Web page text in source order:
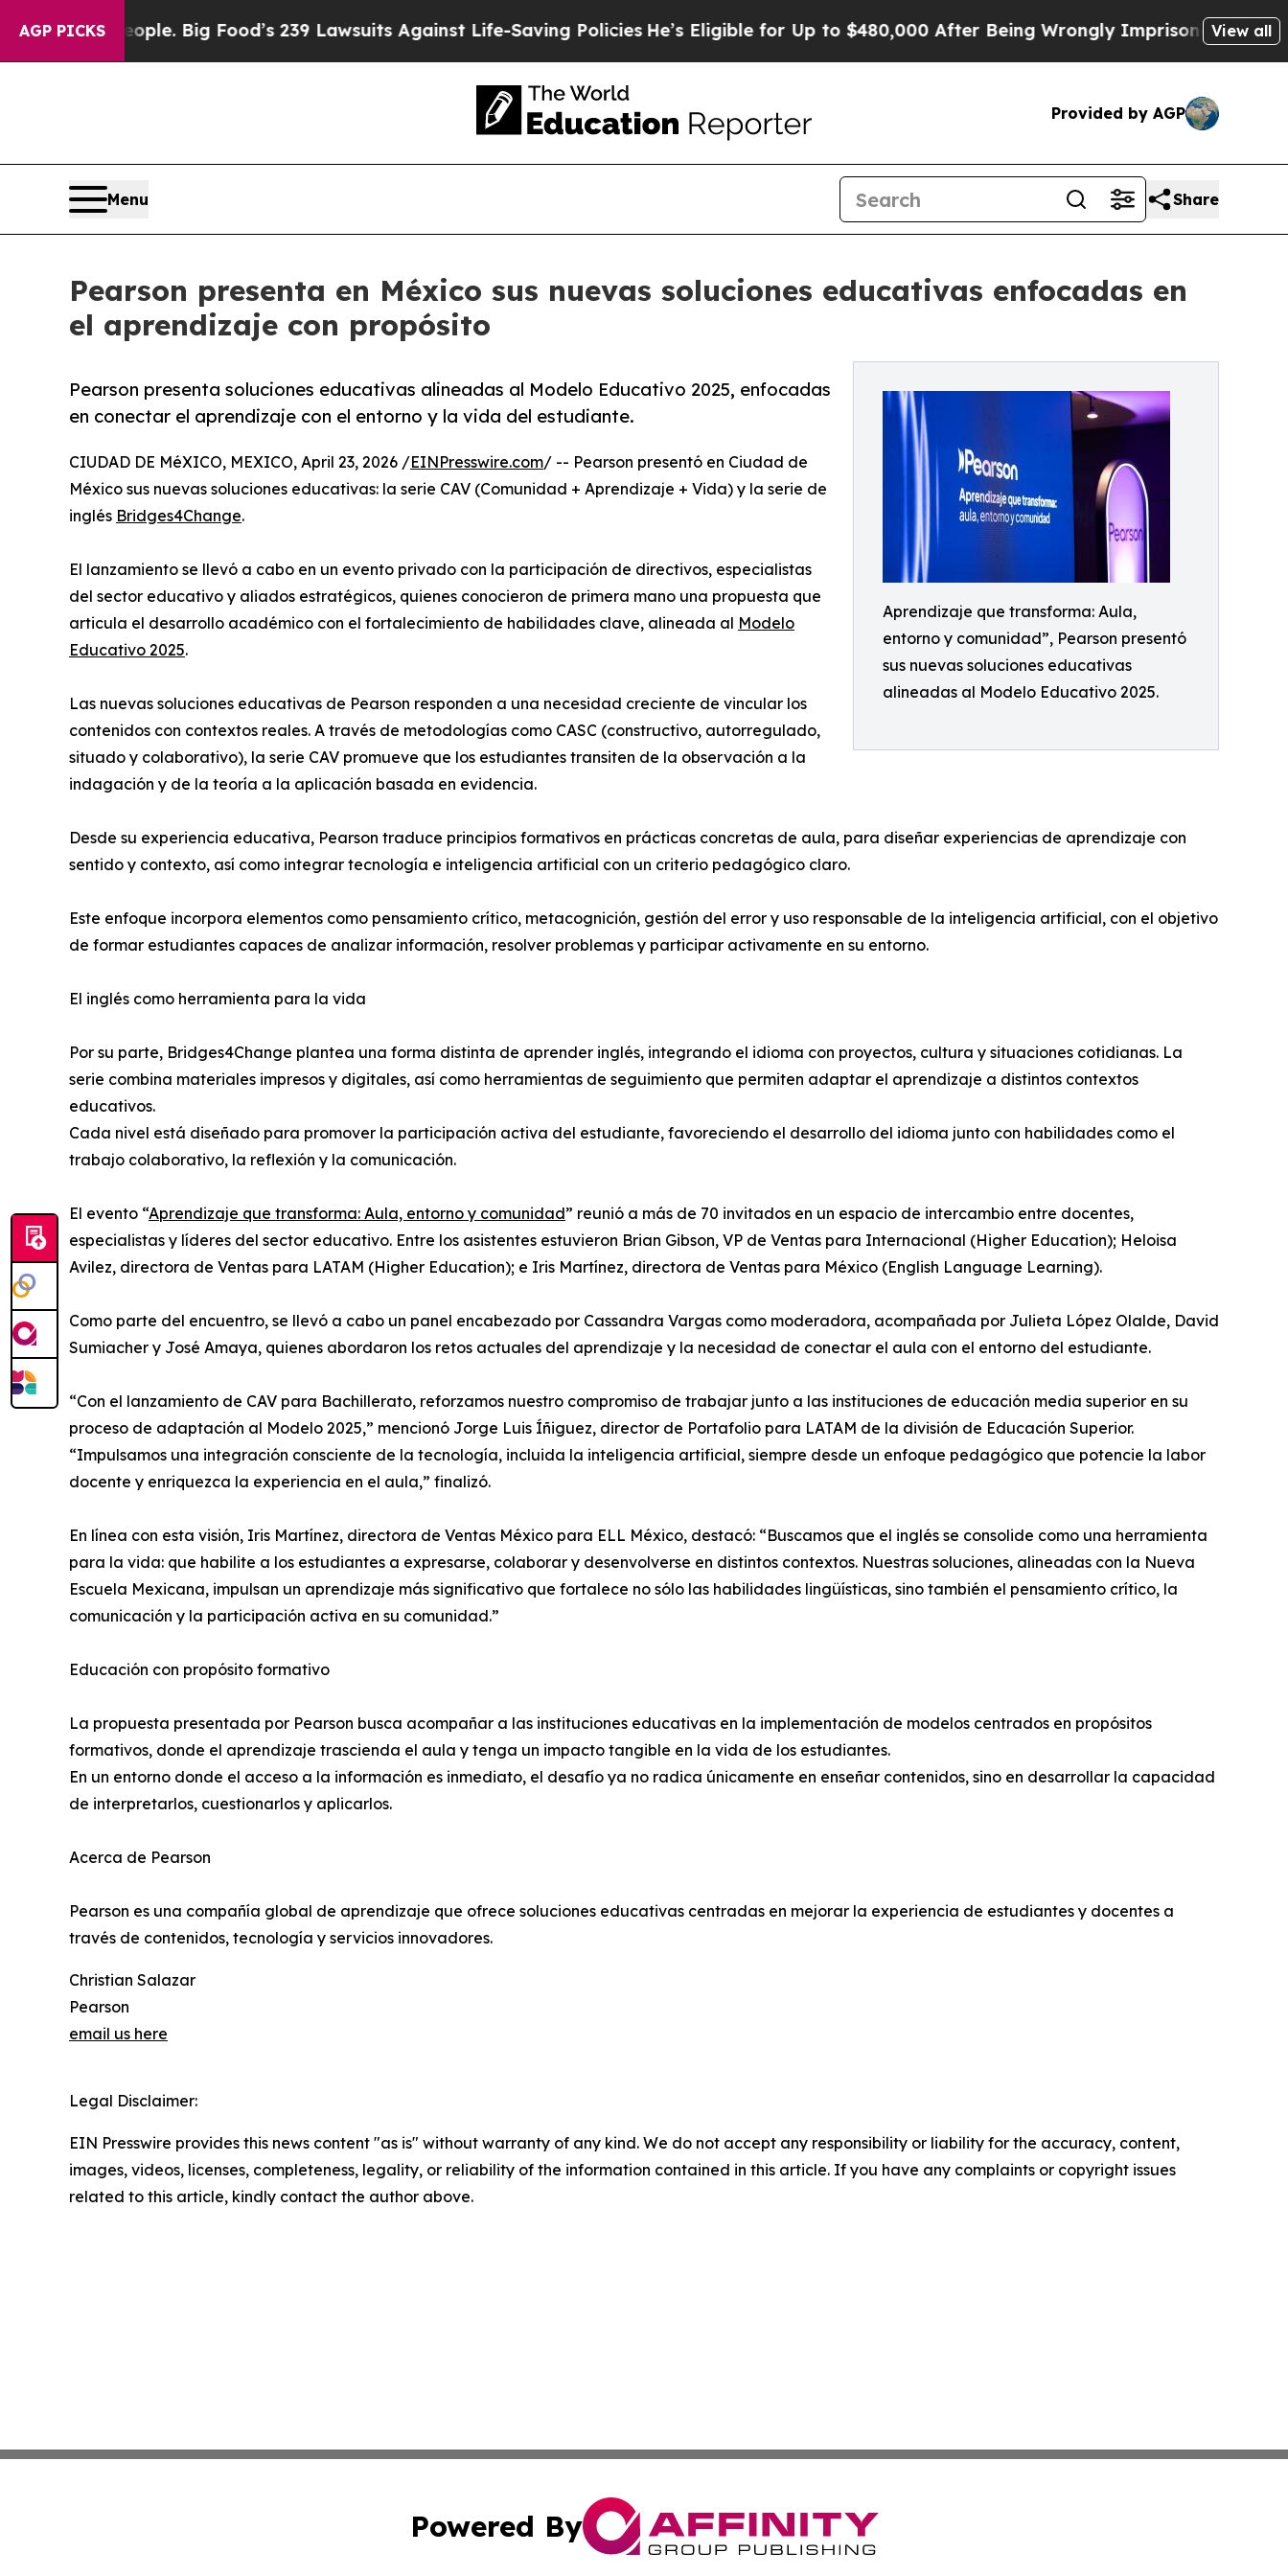
AGP PICKS
People. Big Food’s 239 Lawsuits Against Life-Saving Policies He’s Eligible for Up to $480,000 After Being Wrongly Imprisoned for 42 Years.
View all
Provided by AGP
Menu Share
Pearson presenta en México sus nuevas soluciones educativas enfocadas en
el aprendizaje con propósito
Aprendizaje que transforma: Aula,
entorno y comunidad”, Pearson presentó
sus nuevas soluciones educativas
alineadas al Modelo Educativo 2025.
Pearson presenta soluciones educativas alineadas al Modelo Educativo 2025, enfocadas
en conectar el aprendizaje con el entorno y la vida del estudiante.
CIUDAD DE MéXICO, MEXICO, April 23, 2026 /EINPresswire.com/ -- Pearson presentó en Ciudad de
México sus nuevas soluciones educativas: la serie CAV (Comunidad + Aprendizaje + Vida) y la serie de
inglés Bridges4Change.
El lanzamiento se llevó a cabo en un evento privado con la participación de directivos, especialistas
del sector educativo y aliados estratégicos, quienes conocieron de primera mano una propuesta que
articula el desarrollo académico con el fortalecimiento de habilidades clave, alineada al Modelo
Educativo 2025.
Las nuevas soluciones educativas de Pearson responden a una necesidad creciente de vincular los
contenidos con contextos reales. A través de metodologías como CASC (constructivo, autorregulado,
situado y colaborativo), la serie CAV promueve que los estudiantes transiten de la observación a la
indagación y de la teoría a la aplicación basada en evidencia.
Desde su experiencia educativa, Pearson traduce principios formativos en prácticas concretas de aula, para diseñar experiencias de aprendizaje con
sentido y contexto, así como integrar tecnología e inteligencia artificial con un criterio pedagógico claro.
Este enfoque incorpora elementos como pensamiento crítico, metacognición, gestión del error y uso responsable de la inteligencia artificial, con el objetivo
de formar estudiantes capaces de analizar información, resolver problemas y participar activamente en su entorno.
El inglés como herramienta para la vida
Por su parte, Bridges4Change plantea una forma distinta de aprender inglés, integrando el idioma con proyectos, cultura y situaciones cotidianas. La
serie combina materiales impresos y digitales, así como herramientas de seguimiento que permiten adaptar el aprendizaje a distintos contextos
educativos.
Cada nivel está diseñado para promover la participación activa del estudiante, favoreciendo el desarrollo del idioma junto con habilidades como el
trabajo colaborativo, la reflexión y la comunicación.
El evento “Aprendizaje que transforma: Aula, entorno y comunidad” reunió a más de 70 invitados en un espacio de intercambio entre docentes,
especialistas y líderes del sector educativo. Entre los asistentes estuvieron Brian Gibson, VP de Ventas para Internacional (Higher Education); Heloisa
Avilez, directora de Ventas para LATAM (Higher Education); e Iris Martínez, directora de Ventas para México (English Language Learning).
Como parte del encuentro, se llevó a cabo un panel encabezado por Cassandra Vargas como moderadora, acompañada por Julieta López Olalde, David
Sumiacher y José Amaya, quienes abordaron los retos actuales del aprendizaje y la necesidad de conectar el aula con el entorno del estudiante.
“Con el lanzamiento de CAV para Bachillerato, reforzamos nuestro compromiso de trabajar junto a las instituciones de educación media superior en su
proceso de adaptación al Modelo 2025,” mencionó Jorge Luis Íñiguez, director de Portafolio para LATAM de la división de Educación Superior.
“Impulsamos una integración consciente de la tecnología, incluida la inteligencia artificial, siempre desde un enfoque pedagógico que potencie la labor
docente y enriquezca la experiencia en el aula,” finalizó.
En línea con esta visión, Iris Martínez, directora de Ventas México para ELL México, destacó: “Buscamos que el inglés se consolide como una herramienta
para la vida: que habilite a los estudiantes a expresarse, colaborar y desenvolverse en distintos contextos. Nuestras soluciones, alineadas con la Nueva
Escuela Mexicana, impulsan un aprendizaje más significativo que fortalece no sólo las habilidades lingüísticas, sino también el pensamiento crítico, la
comunicación y la participación activa en su comunidad.”
Educación con propósito formativo
La propuesta presentada por Pearson busca acompañar a las instituciones educativas en la implementación de modelos centrados en propósitos
formativos, donde el aprendizaje trascienda el aula y tenga un impacto tangible en la vida de los estudiantes.
En un entorno donde el acceso a la información es inmediato, el desafío ya no radica únicamente en enseñar contenidos, sino en desarrollar la capacidad
de interpretarlos, cuestionarlos y aplicarlos.
Acerca de Pearson
Pearson es una compañía global de aprendizaje que ofrece soluciones educativas centradas en mejorar la experiencia de estudiantes y docentes a
través de contenidos, tecnología y servicios innovadores.
Christian Salazar
Pearson
email us here
Legal Disclaimer:
EIN Presswire provides this news content "as is" without warranty of any kind. We do not accept any responsibility or liability for the accuracy, content,
images, videos, licenses, completeness, legality, or reliability of the information contained in this article. If you have any complaints or copyright issues
related to this article, kindly contact the author above.
Powered By